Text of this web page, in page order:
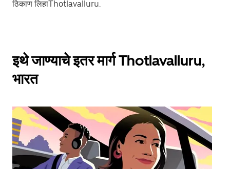
ठिकाण लिहाThotlavalluru.
इथे जाण्याचे इतर मार्ग Thotlavalluru,
भारत